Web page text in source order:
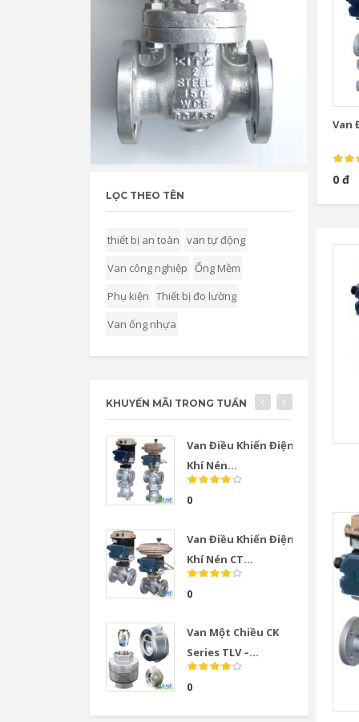
Van
0 đ
LỌC THEO TÊN
thiết bị an toàn van tự động
Van công nghiệp Ống Mềm
Phụ kiện Thiết bị đo lường
Van ống nhựa
KHUYẾN MÃI TRONG TUẦN
Van Điều Khiển Điện
Khí Nén...
0
Van Điều Khiển Điện
Khí Nén CT...
0
Van Một Chiều CK
Series TLV –...
0